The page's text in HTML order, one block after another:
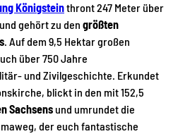
Königsteinthront 247 Meter über
gehört zu den größten
. Auf dem 9,5 Hektar großen
über 750 Jahre
und Zivilgeschichte. Erkundet
blickt in den mit 152,5
Sachsensund umrundet die
der euch fantastische